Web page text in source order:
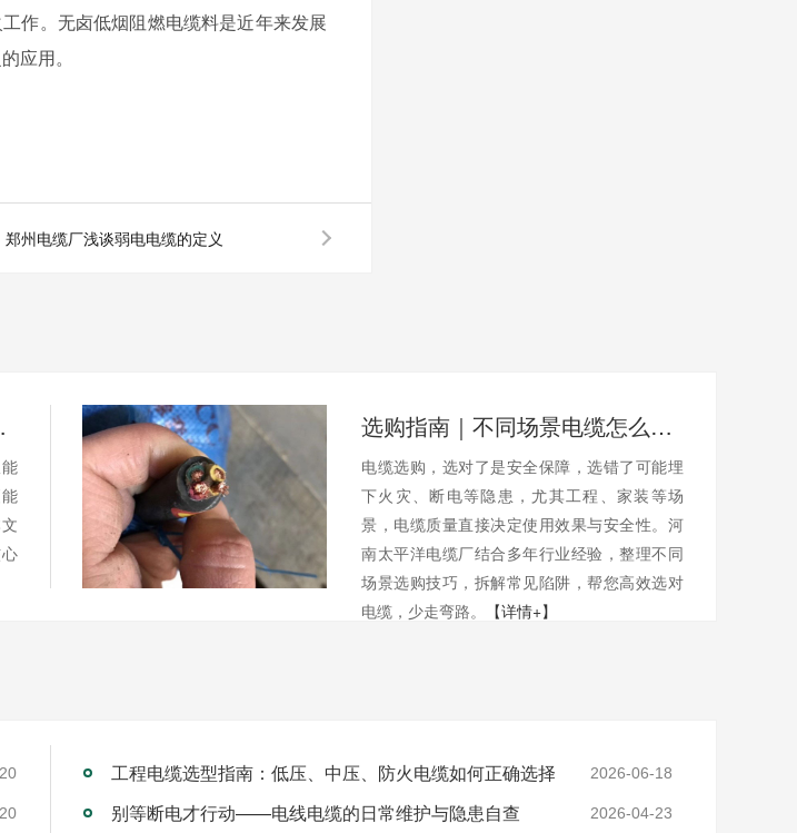
作。无卤低烟阻燃电缆料是近年来发展
应用。
郑州电缆厂浅谈弱电电缆的定义
患自查 选购指南｜不同场景电缆怎么选？避开陷阱不踩坑
电缆选购，选对了是安全保障，选错了可能埋
下火灾、断电等隐患，尤其工程、家装等场
景，电缆质量直接决定使用效果与安全性。河
南太平洋电缆厂结合多年行业经验，整理不同
场景选购技巧，拆解常见陷阱，帮您高效选对
电缆，少走弯路。
【详情+】
工程电缆选型指南：低压、中压、防火电缆如何正确选择 2026-06-18
别等断电才行动——电线电缆的日常维护与隐患自查 2026-04-23